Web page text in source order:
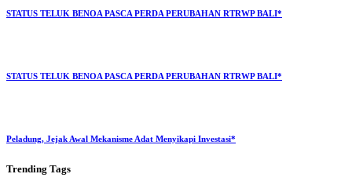
STATUS TELUK BENOA PASCA PERDA PERUBAHAN RTRWP BALI*
STATUS TELUK BENOA PASCA PERDA PERUBAHAN RTRWP BALI*
Peladung, Jejak Awal Mekanisme Adat Menyikapi Investasi*
Trending Tags